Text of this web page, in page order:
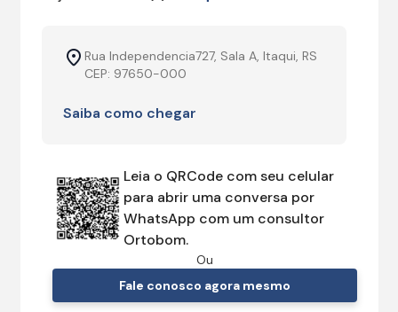
Rua Independencia727, Sala A, Itaqui, RS
CEP: 97650-000
Saiba como chegar
Leia o QRCode com seu celular
para abrir uma conversa por
WhatsApp com um consultor
Ortobom.
Ou
Fale conosco agora mesmo